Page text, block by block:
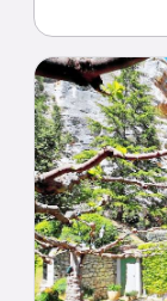
vielleicht noch:
dann würde
gerne wieder!